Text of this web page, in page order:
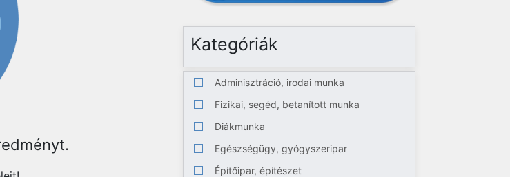
Kategóriák
Adminisztráció, irodai munka
Fizikai, segéd, betanított munka
Diákmunka
Egészségügy, gyógyszeripar
Építőipar, építészet